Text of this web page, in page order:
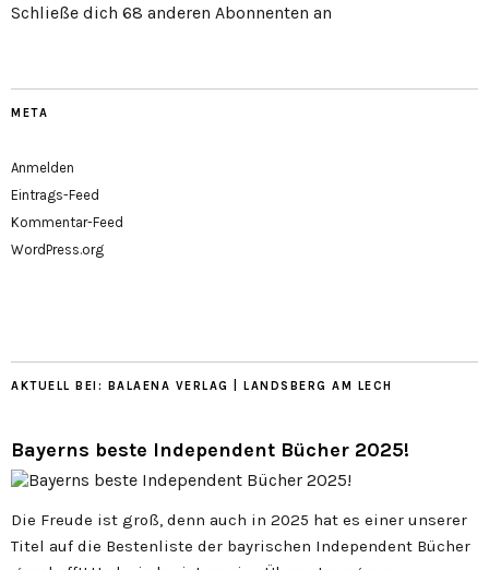
Schließe dich 68 anderen Abonnenten an
META
Anmelden
Eintrags-Feed
Kommentar-Feed
WordPress.org
AKTUELL BEI: BALAENA VERLAG | LANDSBERG AM LECH
Bayerns beste Independent Bücher 2025!
Die Freude ist groß, denn auch in 2025 hat es einer unserer
Titel auf die Bestenliste der bayrischen Independent Bücher